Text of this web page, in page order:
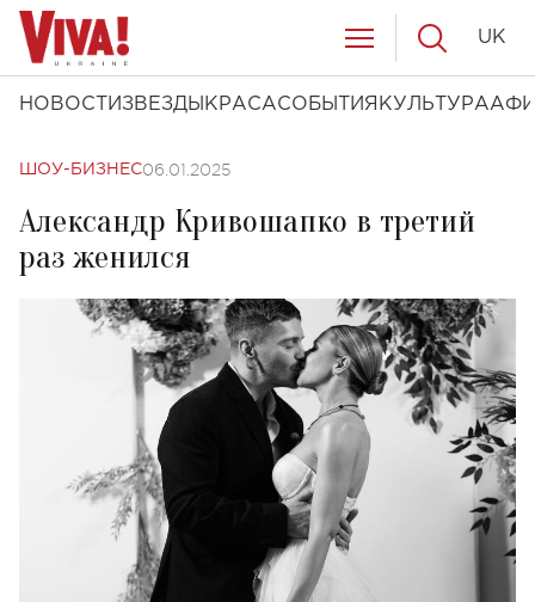
НОВОСТИ ЗВЕЗДЫ КРАСАСОБЫТИЯ КУЛЬТУРА
UK
ШОУ-БИЗНЕС06.01.2025
Александр Кривошапко в третий
раз женился